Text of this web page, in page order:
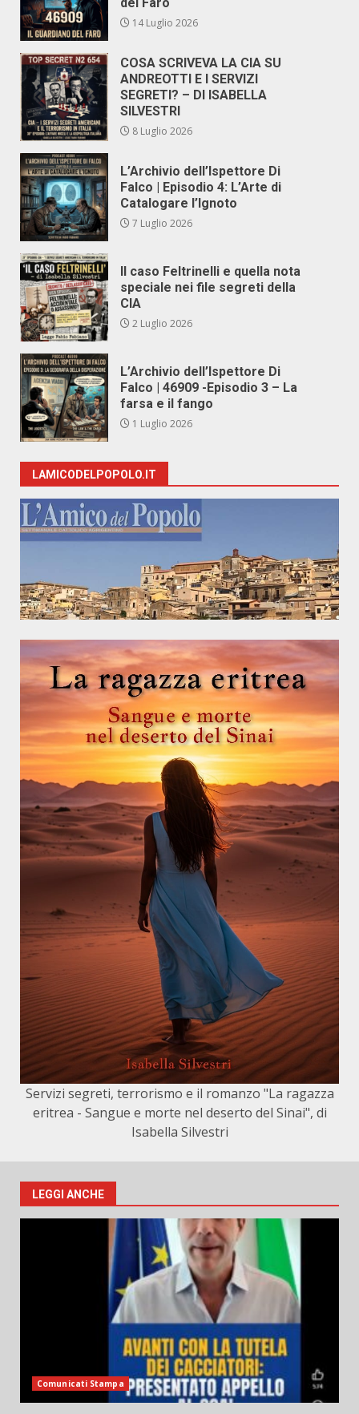
14 Luglio 2026
COSA SCRIVEVA LA CIA SU
ANDREOTTI E I SERVIZI
SEGRETI? – DI ISABELLA
SILVESTRI
8 Luglio 2026
L’Archivio dell’Ispettore Di
Falco | Episodio 4: L’Arte di
Catalogare l’Ignoto
7 Luglio 2026
Il caso Feltrinelli e quella nota
speciale nei file segreti della
CIA
2 Luglio 2026
L’Archivio dell’Ispettore Di
Falco | 46909 -Episodio 3 – La
farsa e il fango
1 Luglio 2026
LAMICODELPOPOLO.IT
Servizi segreti, terrorismo e il romanzo "La ragazza
eritrea - Sangue e morte nel deserto del Sinai", di
Isabella Silvestri
LEGGI ANCHE
Comunicati Stampa